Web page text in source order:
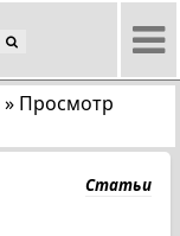
» Просмотр
Статьи